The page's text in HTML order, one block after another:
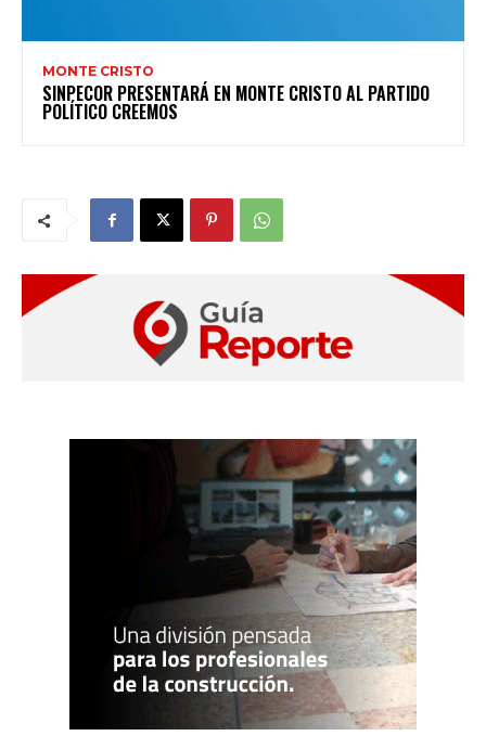
MONTE CRISTO
SINPECOR PRESENTARÁ EN MONTE CRISTO AL PARTIDO
POLÍTICO CREEMOS